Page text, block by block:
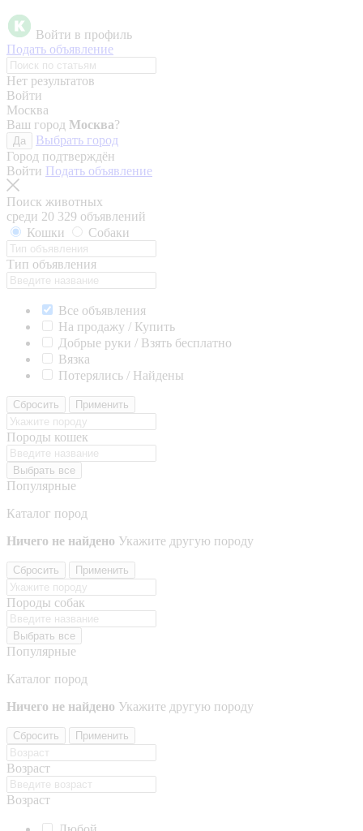
Войти в профиль
Подать объявление
Нет результатов
Войти
Москва
Ваш город Москва?
Да
Выбрать город
Город подтверждён
Войти Подать объявление
Поиск животных
среди 20 329 объявлений
Кошки
Собаки
Тип объявления
Все объявления
На продажу / Купить
Добрые руки / Взять бесплатно
Вязка
Потерялись / Найдены
Сбросить Применить
Породы кошек
Выбрать все
Популярные
Каталог пород
Ничего не найдено Укажите другую породу
Сбросить Применить
Породы собак
Выбрать все
Популярные
Каталог пород
Ничего не найдено Укажите другую породу
Сбросить Применить
Возраст
Возраст